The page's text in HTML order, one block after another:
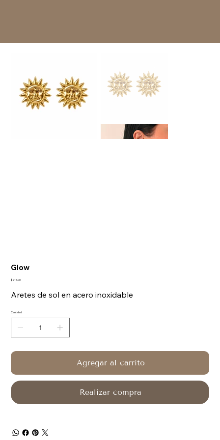
Glow
Precio
$215.00
Aretes de sol en acero inoxidable
Cantidad
Agregar al carrito
Realizar compra